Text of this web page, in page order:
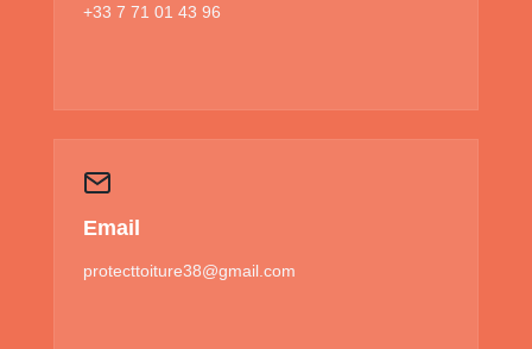
+33 7 71 01 43 96
Email
protecttoiture38@gmail.com